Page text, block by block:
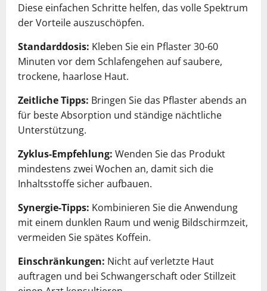
Diese einfachen Schritte helfen, das volle Spektrum
der Vorteile auszuschöpfen.
Standarddosis: Kleben Sie ein Pflaster 30-60
Minuten vor dem Schlafengehen auf saubere,
trockene, haarlose Haut.
Zeitliche Tipps: Bringen Sie das Pflaster abends an
für beste Absorption und ständige nächtliche
Unterstützung.
Zyklus-Empfehlung: Wenden Sie das Produkt
mindestens zwei Wochen an, damit sich die
Inhaltsstoffe sicher aufbauen.
Synergie-Tipps: Kombinieren Sie die Anwendung
mit einem dunklen Raum und wenig Bildschirmzeit,
vermeiden Sie spätes Koffein.
Einschränkungen: Nicht auf verletzte Haut
auftragen und bei Schwangerschaft oder Stillzeit